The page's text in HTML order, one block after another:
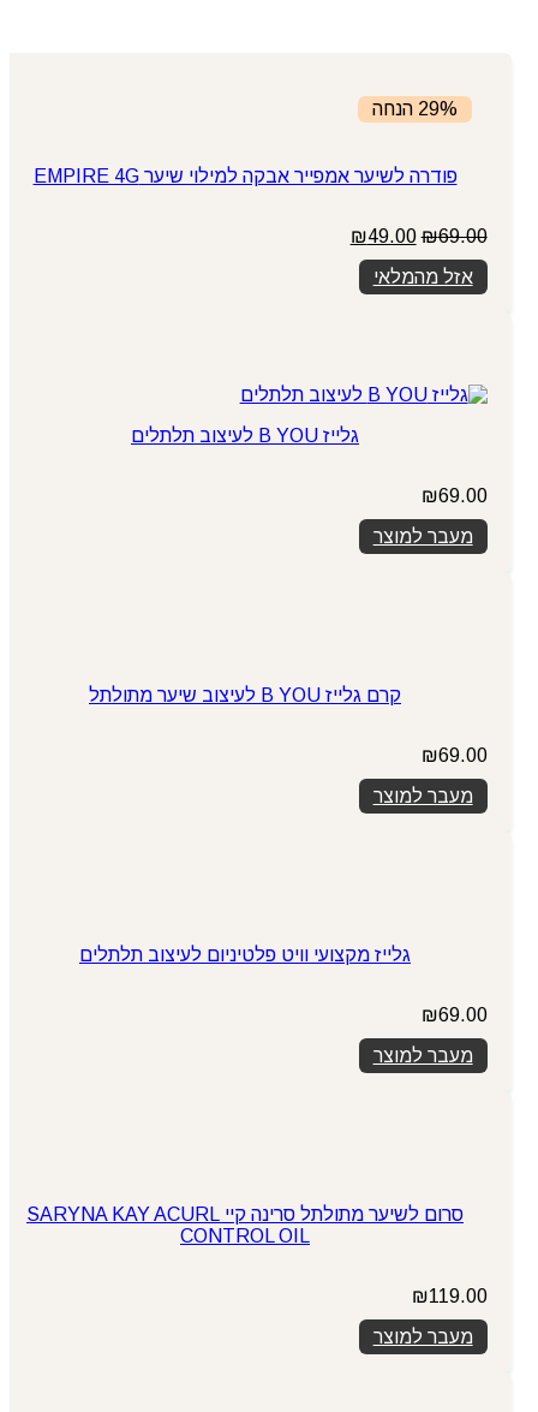
29% הנחה
פודרה לשיער אמפייר אבקה למילוי שיער EMPIRE 4G
₪69.00
המחיר
המקורי
היה:
₪69.00.
₪49.00
אזל מהמלאי
גלייז B YOU לעיצוב תלתלים
₪69.00
מעבר למוצר
קרם גלייז B YOU לעיצוב שיער מתולתל
₪69.00
מעבר למוצר
גלייז מקצועי וויט פלטיניום לעיצוב תלתלים
₪69.00
מעבר למוצר
סרום לשיער מתולתל סרינה קיי SARYNA KAY ACURL
CONTROL OIL
₪119.00
מעבר למוצר